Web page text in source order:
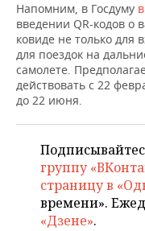
Напомним, в Госдуму
введении QR-кодов о
ковиде не только для
для поездок на
самолете.
действовать с 22
до 22 июня.
группу
страницу в
времени».
«Дзене».